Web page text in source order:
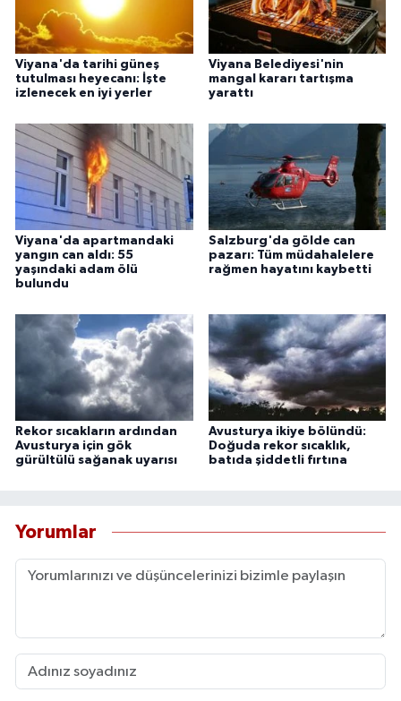
Viyana'da tarihi güneş
tutulması heyecanı: İşte
izlenecek en iyi yerler
Viyana Belediyesi'nin
mangal kararı tartışma
yarattı
Viyana'da apartmandaki
yangın can aldı: 55
yaşındaki adam ölü
bulundu
Salzburg'da gölde can
pazarı: Tüm müdahalelere
rağmen hayatını kaybetti
Rekor sıcakların ardından
Avusturya için gök
gürültülü sağanak uyarısı
Avusturya ikiye bölündü:
Doğuda rekor sıcaklık,
batıda şiddetli fırtına
Yorumlar